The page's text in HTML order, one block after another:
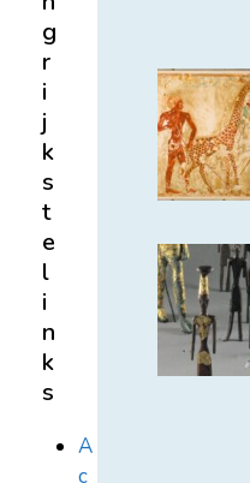
g
r
i
j
k
s
t
e
l
i
n
k
s
A
c